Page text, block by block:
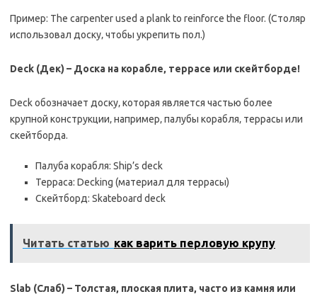
Пример: The carpenter used a plank to reinforce the floor. (Столяр
использовал доску‚ чтобы укрепить пол.)
Deck (Дек) – Доска на корабле‚ террасе или скейтборде!
Deck обозначает доску‚ которая является частью более
крупной конструкции‚ например‚ палубы корабля‚ террасы или
скейтборда.
Палуба корабля: Ship’s deck
Терраса: Decking (материал для террасы)
Скейтборд: Skateboard deck
Читать статью как варить перловую крупу
Slab (Слаб) – Толстая‚ плоская плита‚ часто из камня или